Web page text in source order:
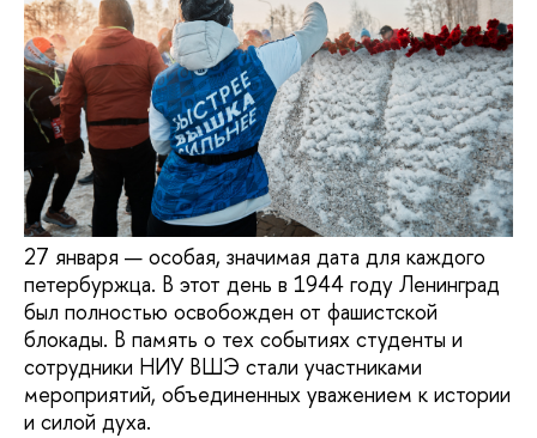
27 января — особая, значимая дата для каждого
петербуржца. В этот день в 1944 году Ленинград
был полностью освобожден от фашистской
блокады. В память о тех событиях студенты и
сотрудники НИУ ВШЭ стали участниками
мероприятий, объединенных уважением к истории
и силой духа.